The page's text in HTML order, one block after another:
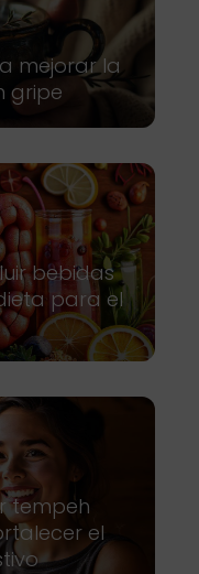
mejorar la
gripe
bebidas
para el
tempeh
el